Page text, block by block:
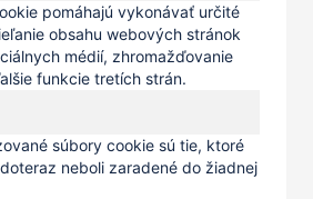
pomáhajú vykonávať určité
obsahu webových stránok
médií, zhromažďovanie
funkcie tretích strán.
súbory cookie sú tie, ktoré
neboli zaradené do žiadnej